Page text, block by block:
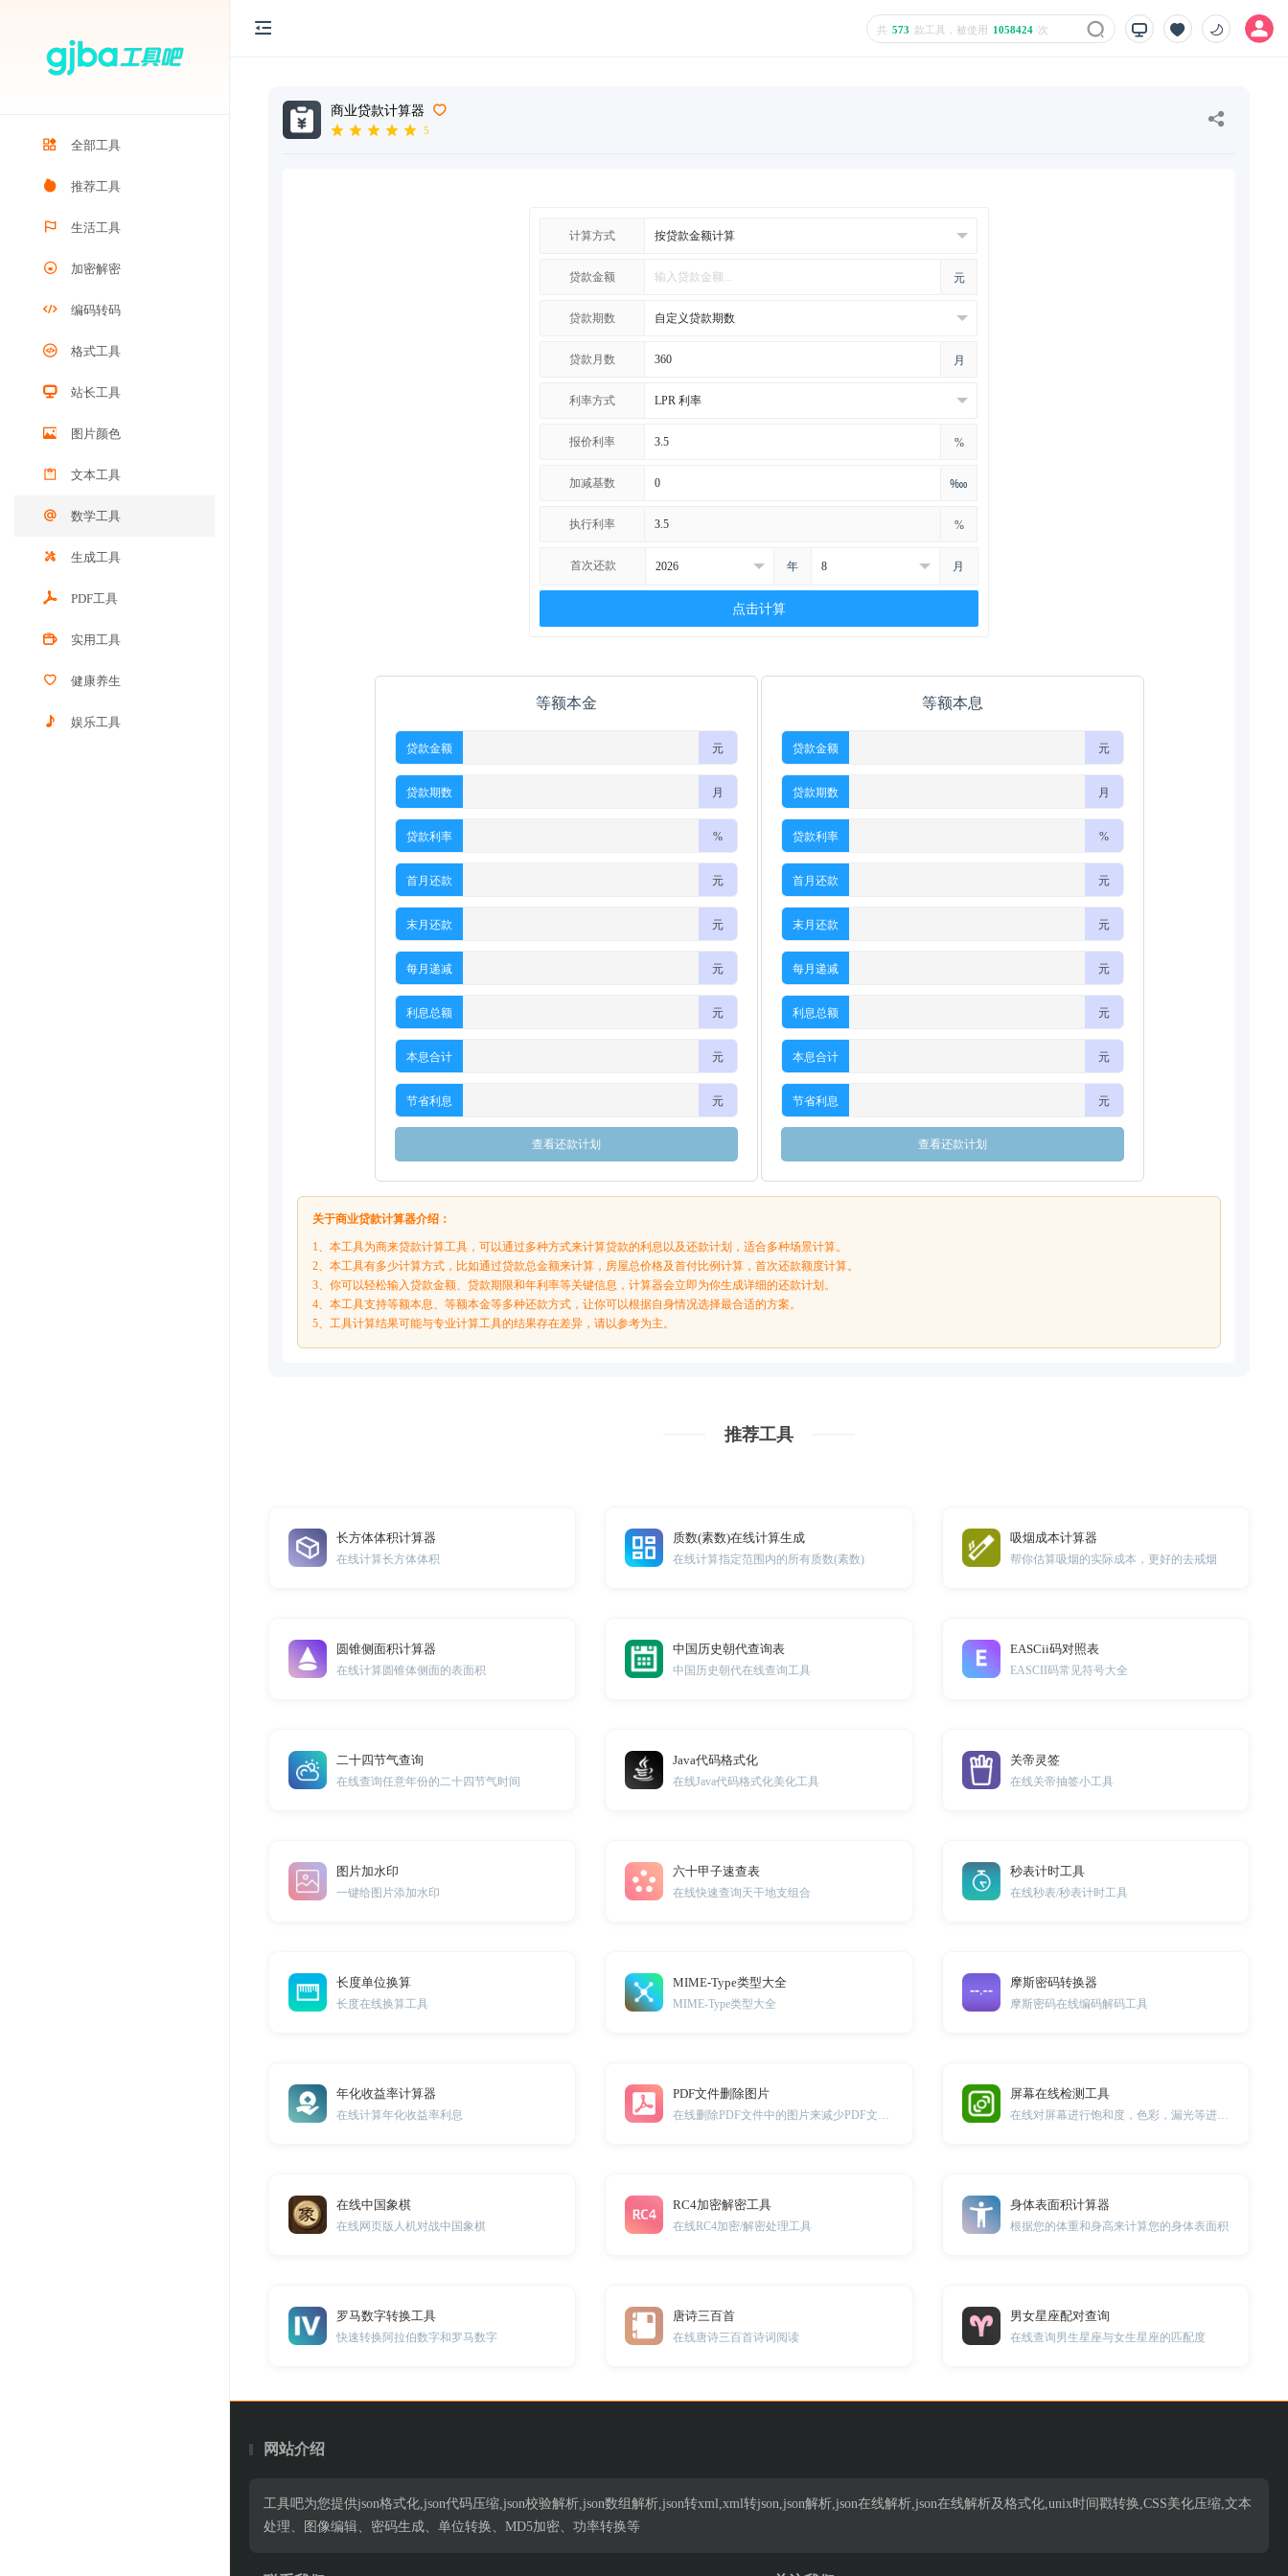
全部工具
推荐工具
生活工具
加密解密
编码转码
格式工具
站长工具
图片颜色
文本工具
数学工具
生成工具
PDF工具
实用工具
健康养生
娱乐工具
共 573 款工具，被使用 1058424 次
商业贷款计算器
5
计算方式
贷款金额 元
贷款期数
贷款月数 月
利率方式
报价利率 %
加减基数 ‱
执行利率 %
首次还款 年 月
点击计算
等额本金
贷款金额 元
贷款期数 月
贷款利率 %
首月还款 元
末月还款 元
每月递减 元
利息总额 元
本息合计 元
节省利息 元
查看还款计划
等额本息
贷款金额 元
贷款期数 月
贷款利率 %
首月还款 元
末月还款 元
每月递减 元
利息总额 元
本息合计 元
节省利息 元
查看还款计划
关于商业贷款计算器介绍：
1、本工具为商来贷款计算工具，可以通过多种方式来计算贷款的利息以及还款计划，适合多种场景计算。
2、本工具有多少计算方式，比如通过贷款总金额来计算，房屋总价格及首付比例计算，首次还款额度计算。
3、你可以轻松输入贷款金额、贷款期限和年利率等关键信息，计算器会立即为你生成详细的还款计划。
4、本工具支持等额本息、等额本金等多种还款方式，让你可以根据自身情况选择最合适的方案。
5、工具计算结果可能与专业计算工具的结果存在差异，请以参考为主。
推荐工具
长方体体积计算器
在线计算长方体体积
质数(素数)在线计算生成
在线计算指定范围内的所有质数(素数)
吸烟成本计算器
帮你估算吸烟的实际成本，更好的去戒烟
圆锥侧面积计算器
在线计算圆锥体侧面的表面积
中国历史朝代查询表
中国历史朝代在线查询工具
EASCii码对照表
EASCII码常见符号大全
二十四节气查询
在线查询任意年份的二十四节气时间
Java代码格式化
在线Java代码格式化美化工具
关帝灵签
在线关帝抽签小工具
图片加水印
一键给图片添加水印
六十甲子速查表
在线快速查询天干地支组合
秒表计时工具
在线秒表/秒表计时工具
长度单位换算
长度在线换算工具
MIME-Type类型大全
MIME-Type类型大全
摩斯密码转换器
摩斯密码在线编码解码工具
年化收益率计算器
在线计算年化收益率利息
PDF文件删除图片 屏幕在线检测工具
在线对屏幕进行饱和度，色彩，漏光等进行测试
在线中国象棋
在线网页版人机对战中国象棋
RC4加密解密工具
在线RC4加密/解密处理工具
身体表面积计算器
根据您的体重和身高来计算您的身体表面积
罗马数字转换工具
快速转换阿拉伯数字和罗马数字
唐诗三百首
在线唐诗三百首诗词阅读
男女星座配对查询
在线查询男生星座与女生星座的匹配度
网站介绍
工具吧为您提供json格式化,json代码压缩,json校验解析,json数组解析,json转xml,xml转json,json解析,json在线解析,json在线解析及格式化,unix时间戳转换,CSS美化压缩,文本
处理、图像编辑、密码生成、单位转换、MD5加密、功率转换等